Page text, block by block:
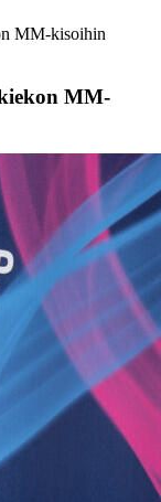
MM-kisoihin
MM-